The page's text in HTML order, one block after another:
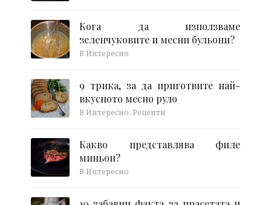
Кога да използваме
зеленчуковите и месни бульони?
В Интересно
9 трика, за да приготвите най-
вкусното месно руло
В Интересно, Рецепти
Какво представлява филе
миньон?
В Интересно